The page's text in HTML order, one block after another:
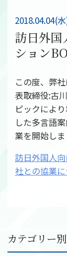
研修・教
社員イン
募集要項
ご挨拶
会社概要
会社組織
会社沿革
関連会社
決算公告
プライバ
2018.04.04(
訪日外国
ション
この度、弊
表取締役:古
ピックによ
した多言語
業を開始しま
訪日外国人
社との協業
カテゴリー